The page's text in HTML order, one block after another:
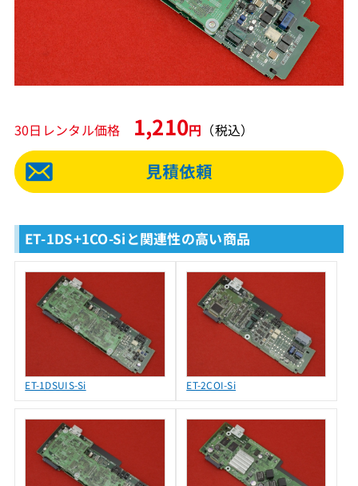
30日レンタル価格 1,210円 （税込）
ET-1DS+1CO-Siと関連性の高い商品
ET-1DSUIS-Si ET-2COI-Si